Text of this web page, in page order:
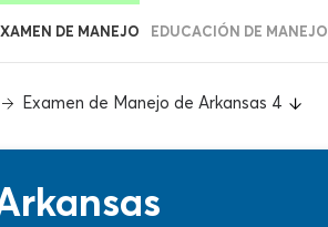
DE MANEJO EDUCACIÓN DE MANEJO
Examen de Manejo de Arkansas 4